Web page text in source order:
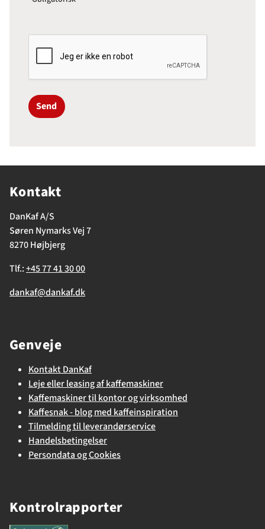
Send
Kontakt
DanKaf A/S
Søren Nymarks Vej 7
8270 Højbjerg
Tlf.:+45 77 41 30 00
dankaf@dankaf.dk
Genveje
Kontakt DanKaf
Leje eller leasing af kaffemaskiner
Kaffemaskiner til kontor og virksomhed
Kaffesnak - blog med kaffeinspiration
Tilmelding til leverandørservice
Handelsbetingelser
Persondata og Cookies
Kontrolrapporter